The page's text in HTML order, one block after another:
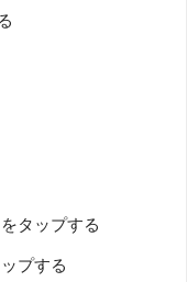
タップする
プする